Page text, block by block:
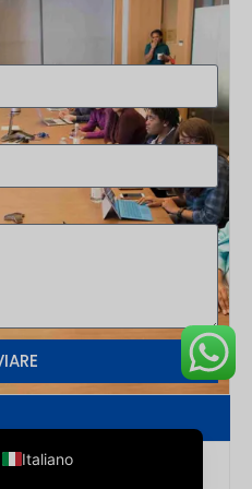
in vetro
Italiano
Español de Argentina
Русский